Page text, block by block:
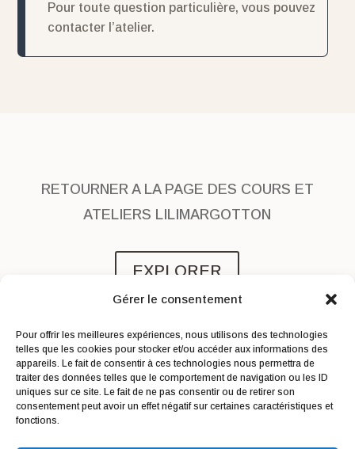
Gérer le consentement
Pour offrir les meilleures expériences, nous utilisons des technologies
telles que les cookies pour stocker et/ou accéder aux informations des
appareils. Le fait de consentir à ces technologies nous permettra de
traiter des données telles que le comportement de navigation ou les ID
uniques sur ce site. Le fait de ne pas consentir ou de retirer son
consentement peut avoir un effet négatif sur certaines caractéristiques et
fonctions.
Pour toute question particulière, vous pouvez
contacter l’atelier.
RETOURNER A LA PAGE DES COURS ET
ATELIERS LILIMARGOTTON
EXPLORER
Me contacter|Droit de rétractation|